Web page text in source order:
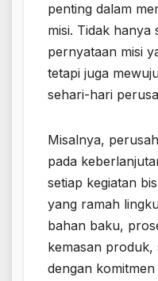
penting dalam
misi. Tidak hanya
pernyataan misi
tetapi juga
sehari-hari
Misalnya,
pada
setiap kegiatan
yang ramah
bahan baku,
kemasan produk,
dengan